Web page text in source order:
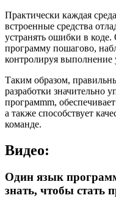
Практически каждая
встроенные средства
устранять ошибки в
программу пошагово,
контролируя выполнение
Таким образом,
разработки значительно
програмmm,
а также способствует
команде.
Видео:
Один язык
знать, чтобы стать